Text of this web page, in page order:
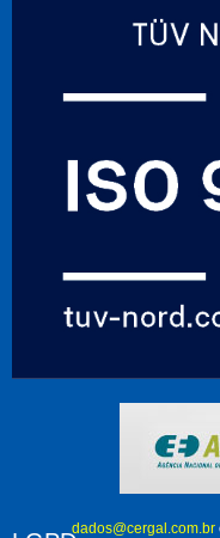
dados@cergal.com.br